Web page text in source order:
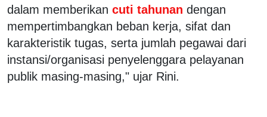
dalam memberikan cuti tahunan dengan
mempertimbangkan beban kerja, sifat dan
karakteristik tugas, serta jumlah pegawai dari
instansi/organisasi penyelenggara pelayanan
publik masing-masing," ujar Rini.